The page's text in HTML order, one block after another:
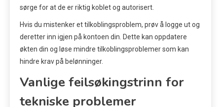
sørge for at de er riktig koblet og autorisert.
Hvis du mistenker et tilkoblingsproblem, prøv å logge ut og
deretter inn igjen på kontoen din. Dette kan oppdatere
økten din og løse mindre tilkoblingsproblemer som kan
hindre krav på belønninger.
Vanlige feilsøkingstrinn for
tekniske problemer